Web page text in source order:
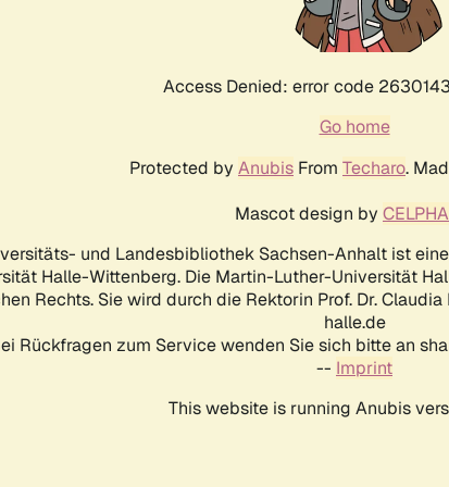
Access Denied: error code
Go home
Protected by Anubis From Techaro.
Mascot design by
und Landesbibliothek Sachsen-Anhalt ist
Halle-Wittenberg. Die Martin-Luther-Universität
Rechts. Sie wird durch die Rektorin Prof. Dr.
halle.de
Rückfragen zum Service wenden Sie sich bitte an
-- Imprint
This website is running Anubis